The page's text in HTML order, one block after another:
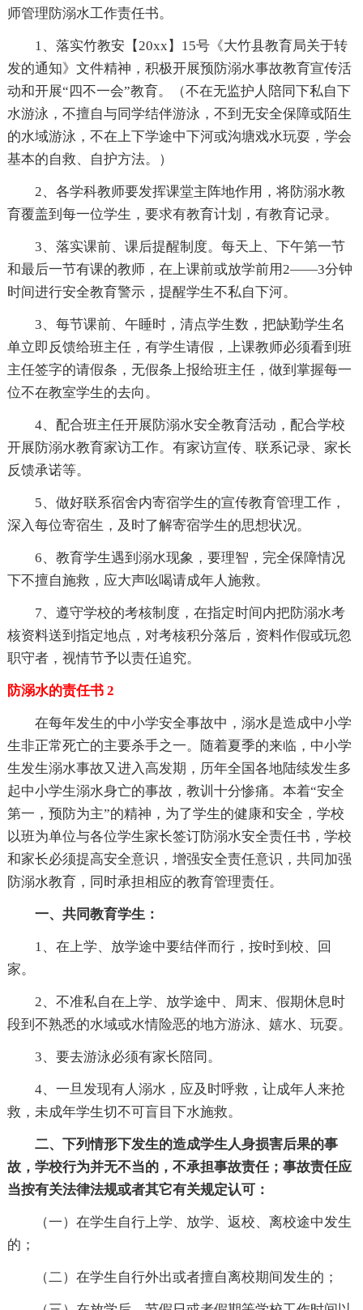
师管理防溺水工作责任书。
1、落实竹教安【20xx】15号《大竹县教育局关于转
发的通知》文件精神，积极开展预防溺水事故教育宣传活
动和开展“四不一会”教育。（不在无监护人陪同下私自下
水游泳，不擅自与同学结伴游泳，不到无安全保障或陌生
的水域游泳，不在上下学途中下河或沟塘戏水玩耍，学会
基本的自救、自护方法。）
2、各学科教师要发挥课堂主阵地作用，将防溺水教
育覆盖到每一位学生，要求有教育计划，有教育记录。
3、落实课前、课后提醒制度。每天上、下午第一节
和最后一节有课的教师，在上课前或放学前用2——3分钟
时间进行安全教育警示，提醒学生不私自下河。
3、每节课前、午睡时，清点学生数，把缺勤学生名
单立即反馈给班主任，有学生请假，上课教师必须看到班
主任签字的请假条，无假条上报给班主任，做到掌握每一
位不在教室学生的去向。
4、配合班主任开展防溺水安全教育活动，配合学校
开展防溺水教育家访工作。有家访宣传、联系记录、家长
反馈承诺等。
5、做好联系宿舍内寄宿学生的宣传教育管理工作，
深入每位寄宿生，及时了解寄宿学生的思想状况。
6、教育学生遇到溺水现象，要理智，完全保障情况
下不擅自施救，应大声吆喝请成年人施救。
7、遵守学校的考核制度，在指定时间内把防溺水考
核资料送到指定地点，对考核积分落后，资料作假或玩忽
职守者，视情节予以责任追究。
防溺水的责任书 2
在每年发生的中小学安全事故中，溺水是造成中小学
生非正常死亡的主要杀手之一。随着夏季的来临，中小学
生发生溺水事故又进入高发期，历年全国各地陆续发生多
起中小学生溺水身亡的事故，教训十分惨痛。本着“安全
第一，预防为主”的精神，为了学生的健康和安全，学校
以班为单位与各位学生家长签订防溺水安全责任书，学校
和家长必须提高安全意识，增强安全责任意识，共同加强
防溺水教育，同时承担相应的教育管理责任。
一、共同教育学生：
1、在上学、放学途中要结伴而行，按时到校、回
家。
2、不准私自在上学、放学途中、周末、假期休息时
段到不熟悉的水域或水情险恶的地方游泳、嬉水、玩耍。
3、要去游泳必须有家长陪同。
4、一旦发现有人溺水，应及时呼救，让成年人来抢
救，未成年学生切不可盲目下水施救。
二、下列情形下发生的造成学生人身损害后果的事
故，学校行为并无不当的，不承担事故责任；事故责任应
当按有关法律法规或者其它有关规定认可：
（一）在学生自行上学、放学、返校、离校途中发生
的；
（二）在学生自行外出或者擅自离校期间发生的；